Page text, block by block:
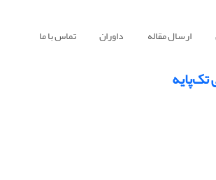
ارسال مقاله داوران تماس با ما